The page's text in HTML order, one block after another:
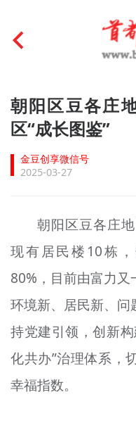
首页
文明创建
文明实践
未成年人思想道德建
榜样人物
身边好人
文明评论
北京宣传文化引导基
朝阳区豆各庄
区“成长图鉴”
金豆创享微信号
2025-03-27
朝阳区豆各庄
现有居民楼10栋
80%，目前由富力
环境新、居民新、
持党建引领，创新
化共办”治理体系，
幸福指数。